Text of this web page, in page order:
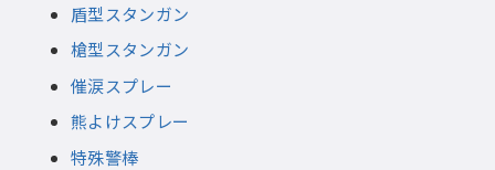
盾型スタンガン
槍型スタンガン
催涙スプレー
熊よけスプレー
特殊警棒